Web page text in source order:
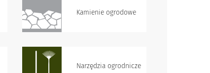
Kamienie ogrodowe
Narzędzia ogrodnicze